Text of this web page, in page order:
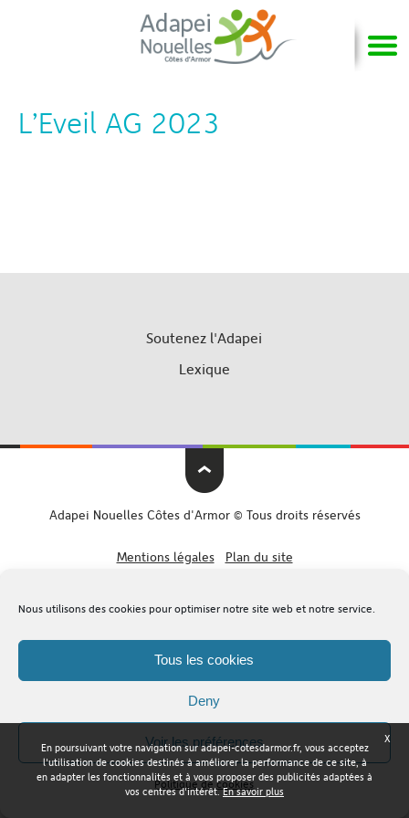
Nous utilisons des cookies pour optimiser notre site web et notre service.
Tous les cookies
Deny
Voir les préférences
Politique de cookies
L’Eveil AG 2023
Soutenez l'Adapei
Lexique
Adapei Nouelles Côtes d'Armor © Tous droits réservés
Mentions légales Plan du site
X
En poursuivant votre navigation sur adapei-cotesdarmor.fr, vous acceptez
l'utilisation de cookies destinés à améliorer la performance de ce site, à
en adapter les fonctionnalités et à vous proposer des publicités adaptées à
vos centres d'intérêt.En savoir plus